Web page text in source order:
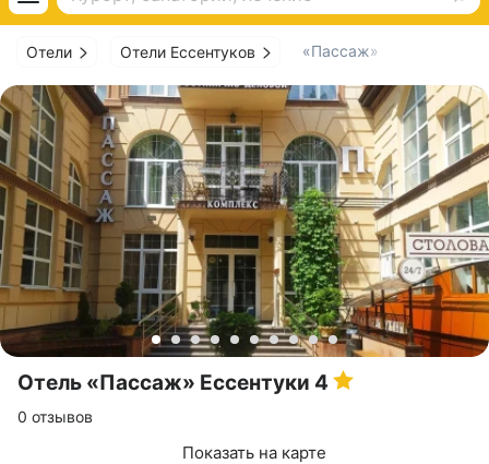
Отели Отели Ессентуков «Пассаж»
Отель «Пассаж» Ессентуки 4
Показать на карте
0 отзывов